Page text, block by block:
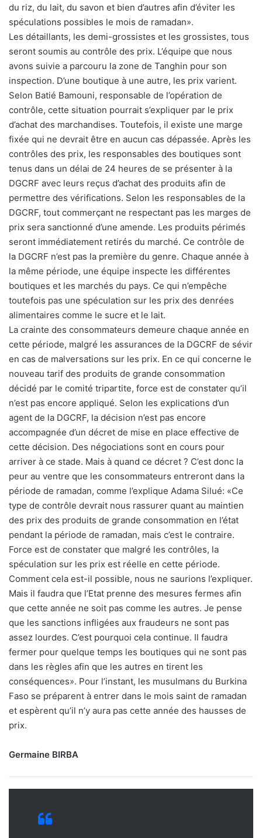
du riz, du lait, du savon et bien d’autres afin d’éviter les
spéculations possibles le mois de ramadan».
Les détaillants, les demi-grossistes et les grossistes, tous
seront soumis au contrôle des prix. L’équipe que nous
avons suivie a parcouru la zone de Tanghin pour son
inspection. D’une boutique à une autre, les prix varient.
Selon Batié Bamouni, responsable de l’opération de
contrôle, cette situation pourrait s’expliquer par le prix
d’achat des marchandises. Toutefois, il existe une marge
fixée qui ne devrait être en aucun cas dépassée. Après les
contrôles des prix, les responsables des boutiques sont
tenus dans un délai de 24 heures de se présenter à la
DGCRF avec leurs reçus d’achat des produits afin de
permettre des vérifications. Selon les responsables de la
DGCRF, tout commerçant ne respectant pas les marges de
prix sera sanctionné d’une amende. Les produits périmés
seront immédiatement retirés du marché. Ce contrôle de
la DGCRF n’est pas la première du genre. Chaque année à
la même période, une équipe inspecte les différentes
boutiques et les marchés du pays. Ce qui n’empêche
toutefois pas une spéculation sur les prix des denrées
alimentaires comme le sucre et le lait.
La crainte des consommateurs demeure chaque année en
cette période, malgré les assurances de la DGCRF de sévir
en cas de malversations sur les prix. En ce qui concerne le
nouveau tarif des produits de grande consommation
décidé par le comité tripartite, force est de constater qu’il
n’est pas encore appliqué. Selon les explications d’un
agent de la DGCRF, la décision n’est pas encore
accompagnée d’un décret de mise en place effective de
cette décision. Des négociations sont en cours pour
arriver à ce stade. Mais à quand ce décret ? C’est donc la
peur au ventre que les consommateurs entreront dans la
période de ramadan, comme l’explique Adama Silué: «Ce
type de contrôle devrait nous rassurer quant au maintien
des prix des produits de grande consommation en l’état
pendant la période de ramadan, mais c’est le contraire.
Force est de constater que malgré les contrôles, la
spéculation sur les prix est réelle en cette période.
Comment cela est-il possible, nous ne saurions l’expliquer.
Mais il faudra que l’Etat prenne des mesures fermes afin
que cette année ne soit pas comme les autres. Je pense
que les sanctions infligées aux fraudeurs ne sont pas
assez lourdes. C’est pourquoi cela continue. Il faudra
fermer pour quelque temps les boutiques qui ne sont pas
dans les règles afin que les autres en tirent les
conséquences». Pour l’instant, les musulmans du Burkina
Faso se préparent à entrer dans le mois saint de ramadan
et espèrent qu’il n’y aura pas cette année des hausses de
prix.
Germaine BIRBA